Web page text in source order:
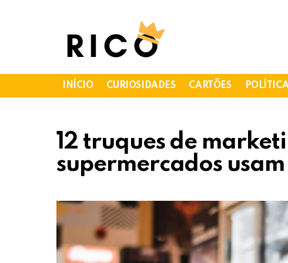
INÍCIO CURIOSIDADES CARTÕES
12 truques de
supermercados usam